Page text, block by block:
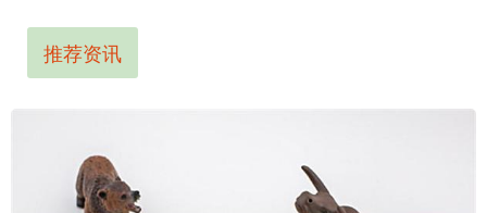
推荐资讯